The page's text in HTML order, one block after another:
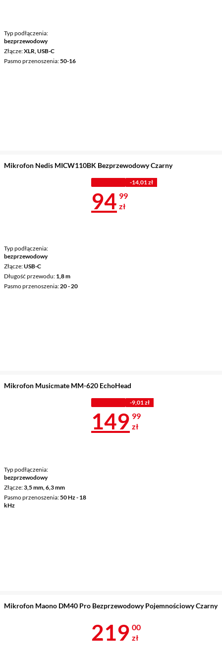
Typ podłączenia
bezprzewodowy
Złącze XLR, USB-C
Pasmo przenoszenia 50-16
Mikrofon Nedis MICW110BK Bezprzewodowy Czarny
Typ podłączenia
bezprzewodowy
Złącze USB-C
Długość przewodu 1,8 m
Pasmo przenoszenia 20 - 20
-14,01 zł
Cena 94,99
94 99
zł
Mikrofon Musicmate MM-620 EchoHead
Typ podłączenia
bezprzewodowy
Złącze 3,5 mm, 6,3 mm
Pasmo przenoszenia 50 Hz - 18
kHz
-9,01 zł
Cena 149,99
149 99
zł
Mikrofon Maono DM40 Pro Bezprzewodowy Pojemnościowy Czarny
Cena 219 zł
219 00
zł